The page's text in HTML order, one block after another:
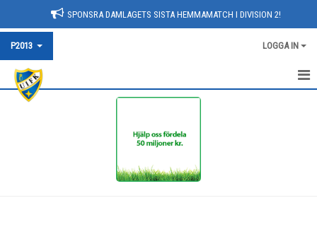
SPONSRA DAMLAGETS SISTA HEMMAMATCH I DIVISION 2!
P2013 LOGGA IN
HEM